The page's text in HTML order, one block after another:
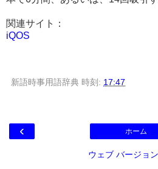
関連サイト：
iQOS
新語時事用語辞典 時刻: 17:47
‹ ホーム
ウェブ バージョ